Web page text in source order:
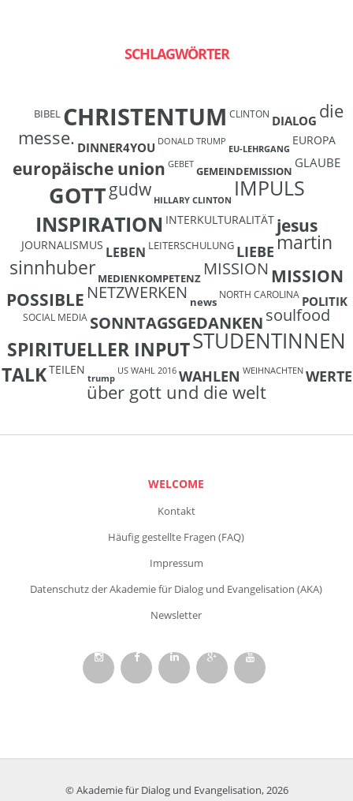
SCHLAGWÖRTER
BIBEL CHRISTENTUM CLINTON DIALOG die
messe. DINNER4YOU DONALD TRUMP
EU-LEHRGANG
EUROPA
europäische union GEBET GEMEINDEMISSION
GLAUBE
GOTTgudw HILLARY CLINTON IMPULS
INSPIRATION INTERKULTURALITÄT jesus
JOURNALISMUS LEBEN LEITERSCHULUNG LIEBEmartin
sinnhuber MEDIENKOMPETENZ MISSION MISSION
POSSIBLE NETZWERKEN news
NORTH CAROLINA POLITIK
SOCIAL MEDIA SONNTAGSGEDANKENsoulfood
SPIRITUELLER INPUTSTUDENTINNEN
TALKTEILEN
trump
US WAHL 2016 WAHLEN WEIHNACHTEN WERTE
über gott und die welt
WELCOME
Kontakt
Häufig gestellte Fragen (FAQ)
Impressum
Datenschutz der Akademie für Dialog und Evangelisation (AKA)
Newsletter
© Akademie für Dialog und Evangelisation, 2026